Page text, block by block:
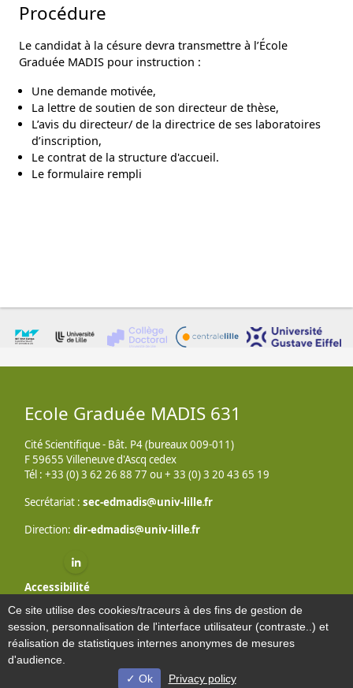
Procédure
Le candidat à la césure devra transmettre à l’École
Graduée MADIS pour instruction :
Une demande motivée,
La lettre de soutien de son directeur de thèse,
L’avis du directeur/ de la directrice de ses laboratoires
d’inscription,
Le contrat de la structure d'accueil.
Le formulaire rempli
Ecole Graduée MADIS 631
Cité Scientifique - Bât. P4 (bureaux 009-011)
F 59655 Villeneuve d'Ascq cedex
Tél : +33 (0) 3 62 26 88 77 ou + 33 (0) 3 20 43 65 19
Secrétariat : sec-edmadis univ-lillefr
Direction: dir-edmadis univ-lillefr
Linkedin ( nouvelle fenêtre)
Accessibilité
Mentions légales
Contacts
© Université de Lille - 2022
Ce site utilise des cookies/traceurs à des fins de gestion de
session, personnalisation de l'interface utilisateur (contraste..) et
réalisation de statistiques internes anonymes de mesures
d'audience.
Ok
Privacy policy